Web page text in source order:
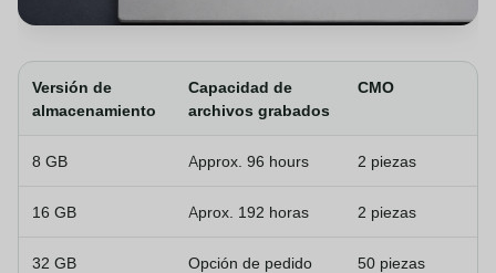
Versión de
almacenamiento
Capacidad de
archivos grabados
CMO
8 GB Approx. 96 hours 2 piezas
16 GB Aprox. 192 horas 2 piezas
32 GB
Opción de pedido
50 piezas